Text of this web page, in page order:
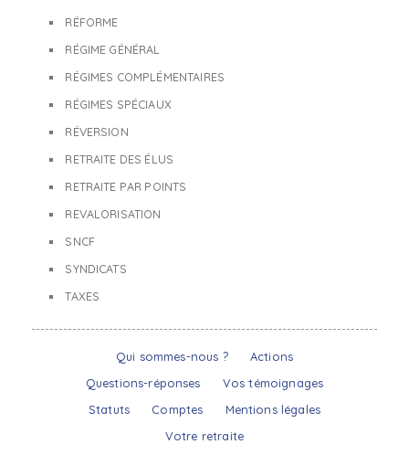
RÉFORME
RÉGIME GÉNÉRAL
RÉGIMES COMPLÉMENTAIRES
RÉGIMES SPÉCIAUX
RÉVERSION
RETRAITE DES ÉLUS
RETRAITE PAR POINTS
REVALORISATION
SNCF
SYNDICATS
TAXES
Qui sommes-nous ?
Actions
Questions-réponses
Vos témoignages
Statuts
Comptes
Mentions légales
Votre retraite